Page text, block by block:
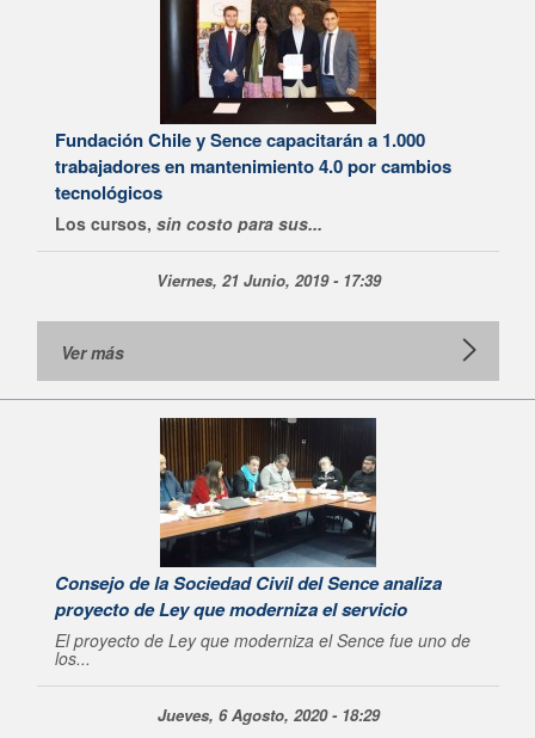
Fundación Chile y Sence capacitarán a 1.000
trabajadores en mantenimiento 4.0 por cambios
tecnológicos
Los cursos, sin costo para sus...
Viernes, 21 Junio, 2019 - 17:39
Ver más
Consejo de la Sociedad Civil del Sence analiza
proyecto de Ley que moderniza el servicio
El proyecto de Ley que moderniza el Sence fue uno de
los...
Jueves, 6 Agosto, 2020 - 18:29